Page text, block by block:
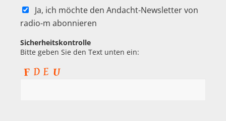
Ja, ich möchte den Andacht-Newsletter von
radio-m abonnieren
Sicherheitskontrolle
Bitte geben Sie den Text unten ein: